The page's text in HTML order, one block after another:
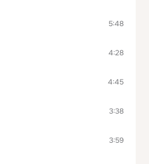
5:48
4:28
4:45
3:38
3:59